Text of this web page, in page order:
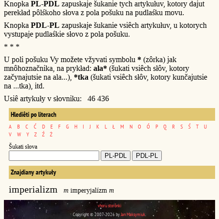
Knopka PL-PDL zapuskaje šukanie tych artykułuv, kotory dajut
perekład pôlśkoho słova z pola pošuku na pudlaśku movu.
Knopka PDL-PL zapuskaje šukanie vsiêch artykułuv, u kotorych
vystupaje pudlaśkie słovo z pola pošuku.
* * *
U poli pošuku Vy možete vžyvati symbolu * (zôrka) jak
mnôhoznačnika, na prykład: ala* (šukati vsiêch słôv, kotory
začynajutsie na ala...), *tka (šukati vsiêch słôv, kotory kunčajutsie
na ...tka), itd.
Usiê artykuły v słovniku: 46 436
Hlediêti po literach
A B C Ć D E F G H I J K L Ł M N O Ó P Q R S Ś T
U
V
W Y Z Ź Ż
Šukati słova
Znajdiany artykuły
imperializm m imperyjalízm m
vhoru storônki
Copyright © 2007-2026 byJan Maksymiuk